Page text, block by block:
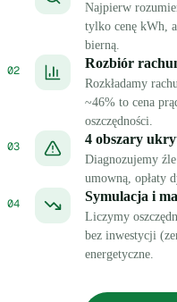
Najpierw
tylko cenę kWh,
bierną.
02 Rozbiór
Rozkładamy
~46% to cena
oszczędności.
03 4 obszary
Diagnozujemy
umowną, opłaty
04 Symulacja i
Liczymy
bez inwestycji
energetyczne.